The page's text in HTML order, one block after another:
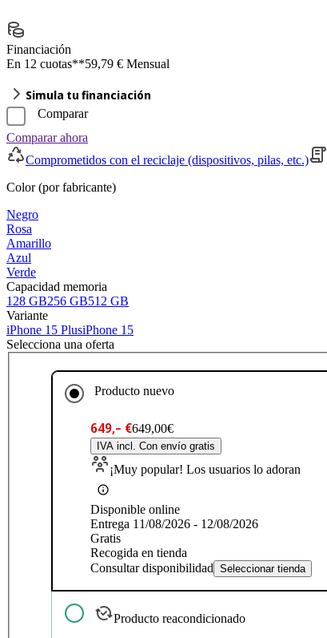
Financiación
En 12 cuotas**59,79 € Mensual
Simula tu financiación
Comparar
Comparar ahora
Comprometidos con el reciclaje (dispositivos, pilas, etc.)
Color (por fabricante)
Negro
Rosa
Amarillo
Azul
Verde
Capacidad memoria
128 GB256 GB512 GB
Variante
iPhone 15 PlusiPhone 15
Selecciona una oferta
Producto nuevo
649,– €649,00€
IVA incl. Con envío gratis
¡Muy popular! Los usuarios lo adoran
Disponible online
Entrega 11/08/2026 - 12/08/2026
Gratis
Recogida en tienda
Consultar disponibilidad Seleccionar tienda
Producto reacondicionado